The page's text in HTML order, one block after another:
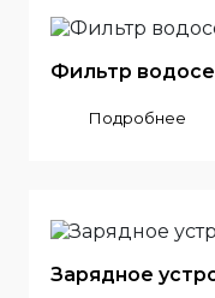
Фильтр
Подробнее
Зарядное